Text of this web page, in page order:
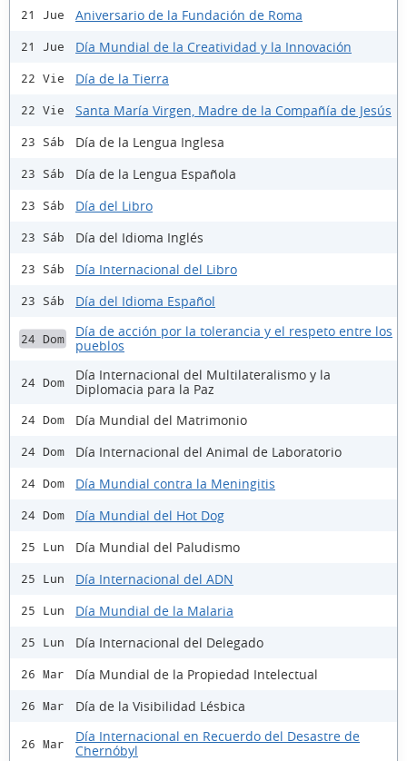
21 Jue Aniversario de la Fundación de Roma
21 Jue Día Mundial de la Creatividad y la Innovación
22 Vie Día de la Tierra
22 Vie Santa María Virgen, Madre de la Compañía de Jesús
23 Sáb Día de la Lengua Inglesa
23 Sáb Día de la Lengua Española
23 Sáb Día del Libro
23 Sáb Día del Idioma Inglés
23 Sáb Día Internacional del Libro
23 Sáb Día del Idioma Español
24 Dom
Día de acción por la tolerancia y el respeto entre los
pueblos
24 Dom
Día Internacional del Multilateralismo y la
Diplomacia para la Paz
24 Dom Día Mundial del Matrimonio
24 Dom Día Internacional del Animal de Laboratorio
24 Dom Día Mundial contra la Meningitis
24 Dom Día Mundial del Hot Dog
25 Lun Día Mundial del Paludismo
25 Lun Día Internacional del ADN
25 Lun Día Mundial de la Malaria
25 Lun Día Internacional del Delegado
26 Mar Día Mundial de la Propiedad Intelectual
26 Mar Día de la Visibilidad Lésbica
26 Mar
Día Internacional en Recuerdo del Desastre de
Chernóbyl